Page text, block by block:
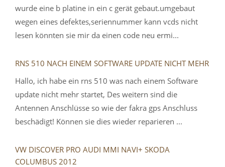
wurde eine b platine in ein c gerät gebaut.umgebaut
wegen eines defektes,seriennummer kann vcds nicht
lesen könnten sie mir da einen code neu ermi...
RNS 510 NACH EINEM SOFTWARE UPDATE NICHT MEHR
Hallo, ich habe ein rns 510 was nach einem Software
update nicht mehr startet, Des weitern sind die
Antennen Anschlüsse so wie der fakra gps Anschluss
beschädigt! Können sie dies wieder reparieren ...
VW DISCOVER PRO AUDI MMI NAVI+ SKODA
COLUMBUS 2012